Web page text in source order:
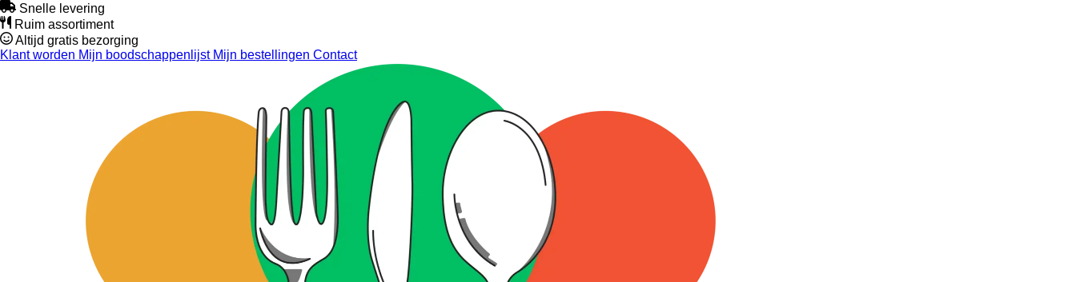
Snelle levering
Ruim assortiment
Altijd gratis bezorging
Klant worden Mijn boodschappenlijstMijn bestellingen Contact